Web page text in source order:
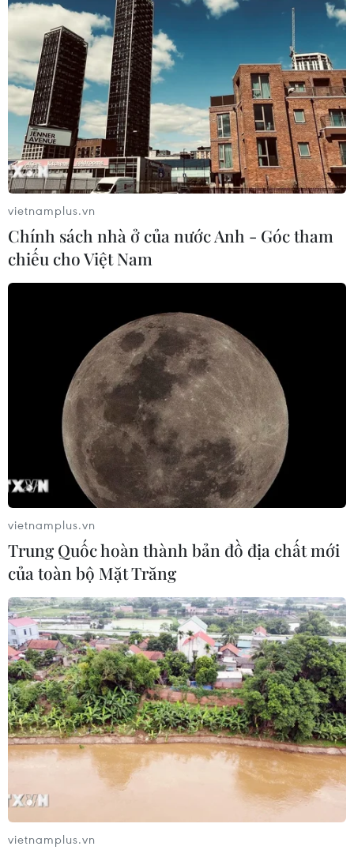
TIN CÙNG CHUYÊN MỤC
vietnamplus.vn
Chính sách nhà ở của nước Anh - Góc tham
chiếu cho Việt Nam
vietnamplus.vn
Trung Quốc hoàn thành bản đồ địa chất mới
của toàn bộ Mặt Trăng
vietnamplus.vn